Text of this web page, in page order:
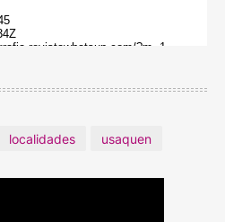
localidades usaquen